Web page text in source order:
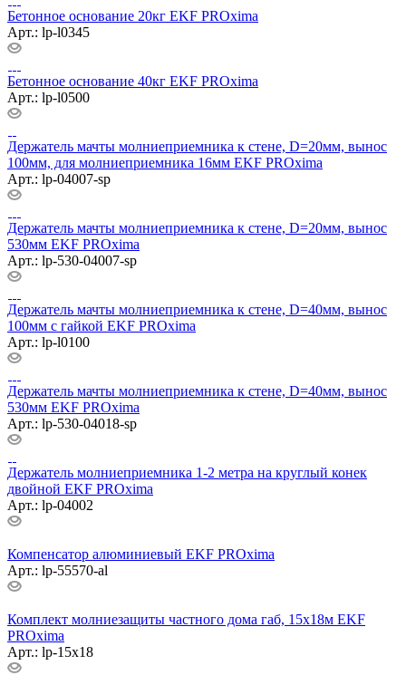
Бетонное основание 20кг EKF PROxima
Арт.: lp-l0345
Бетонное основание 40кг EKF PROxima
Арт.: lp-l0500
Держатель мачты молниеприемника к стене, D=20мм, вынос
100мм, для молниеприемника 16мм EKF PROxima
Арт.: lp-04007-sp
Держатель мачты молниеприемника к стене, D=20мм, вынос
530мм EKF PROxima
Арт.: lp-530-04007-sp
Держатель мачты молниеприемника к стене, D=40мм, вынос
100мм с гайкой EKF PROxima
Арт.: lp-l0100
Держатель мачты молниеприемника к стене, D=40мм, вынос
530мм EKF PROxima
Арт.: lp-530-04018-sp
Держатель молниеприемника 1-2 метра на круглый конек
двойной EKF PROxima
Арт.: lp-04002
Компенсатор алюминиевый EKF PROxima
Арт.: lp-55570-al
Комплект молниезащиты частного дома габ, 15х18м EKF
PROxima
Арт.: lp-15x18